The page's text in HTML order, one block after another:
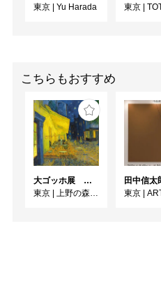
東京
Yu Harada
東京
TOTEM POLE
こちらもおすすめ
大ゴッホ展 夜のカフェテラス
東京
上野の森美術館
東京
ART